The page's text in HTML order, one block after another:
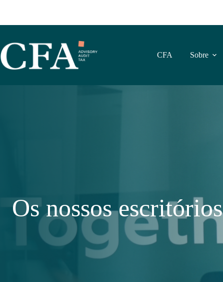
CFA Sobre
Os nossos escritórios